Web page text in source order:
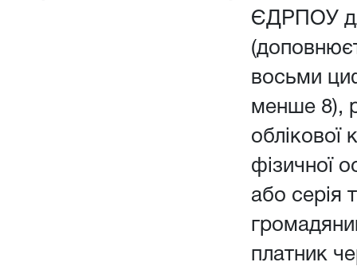
ЄДРПОУ
восьми
менше 8),
облікової
фізичної
або серія
платник